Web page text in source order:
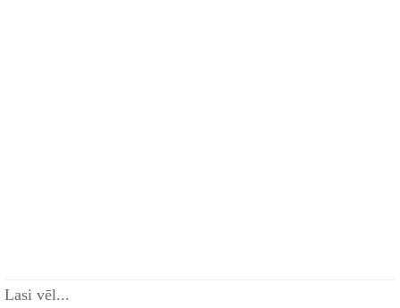
Lasi vēl...